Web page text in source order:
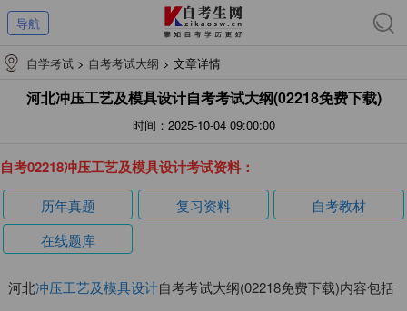
导航
自学考试 > 自考考试大纲 > 文章详情
河北冲压工艺及模具设计自考考试大纲(02218免费下载)
时间：2025-10-04 09:00:00
自考02218冲压工艺及模具设计考试资料：
历年真题 复习资料
自考教材
在线题库
河北冲压工艺及模具设计自考考试大纲(02218免费下载)内容包括